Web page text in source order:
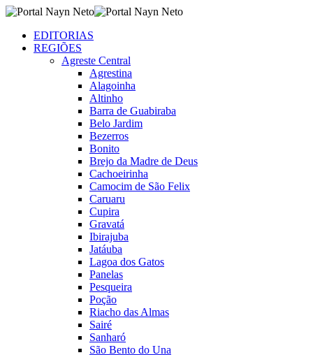
EDITORIAS
REGIÕES
Agreste Central
Agrestina
Alagoinha
Altinho
Barra de Guabiraba
Belo Jardim
Bezerros
Bonito
Brejo da Madre de Deus
Cachoeirinha
Camocim de São Felix
Caruaru
Cupira
Gravatá
Ibirajuba
Jatáuba
Lagoa dos Gatos
Panelas
Pesqueira
Poção
Riacho das Almas
Sairé
Sanharó
São Bento do Una